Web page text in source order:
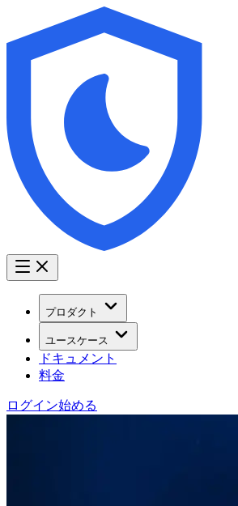
プロダクト
ユースケース
ドキュメント
料金
ログイン始める